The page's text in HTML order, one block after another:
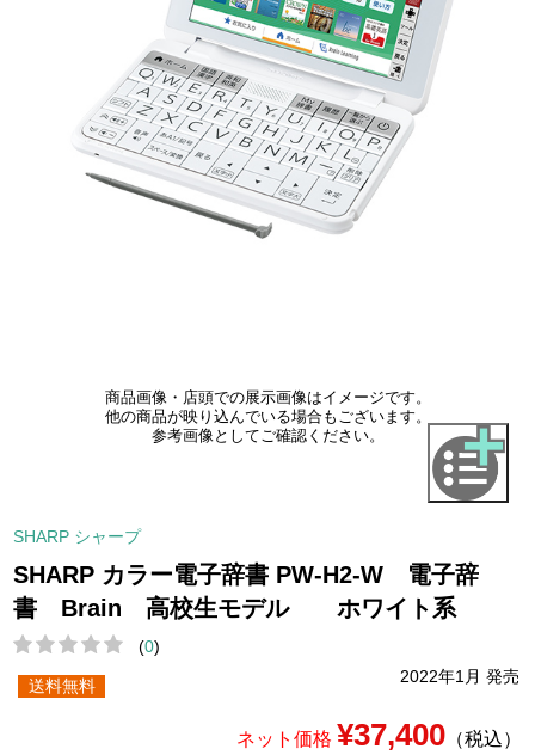
商品画像・店頭での展示画像はイメージです。
他の商品が映り込んでいる場合もございます。
参考画像としてご確認ください。
SHARP シャープ
SHARP カラー電子辞書 PW-H2-W 電子辞
書 Brain 高校生モデル ホワイト系
(0)
2022年1月 発売
送料無料
ネット価格 ¥37,400（税込）